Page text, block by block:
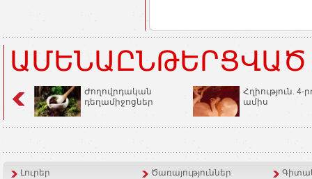
Ժողովրդական
դեղամիջոցներ
Հղիություն. 4-
ամիս
Լուրեր Ծառայություններ